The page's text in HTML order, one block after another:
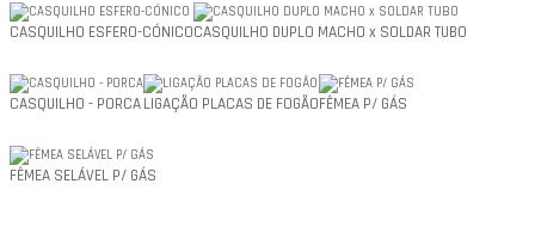
CASQUILHO ESFERO-CÓNICOCASQUILHO DUPLO MACHO x SOLDAR TUBO
CASQUILHO - PORCA LIGAÇÃO PLACAS DE FOGÃOFÊMEA P/ GÁS
FÊMEA SELÁVEL P/ GÁS